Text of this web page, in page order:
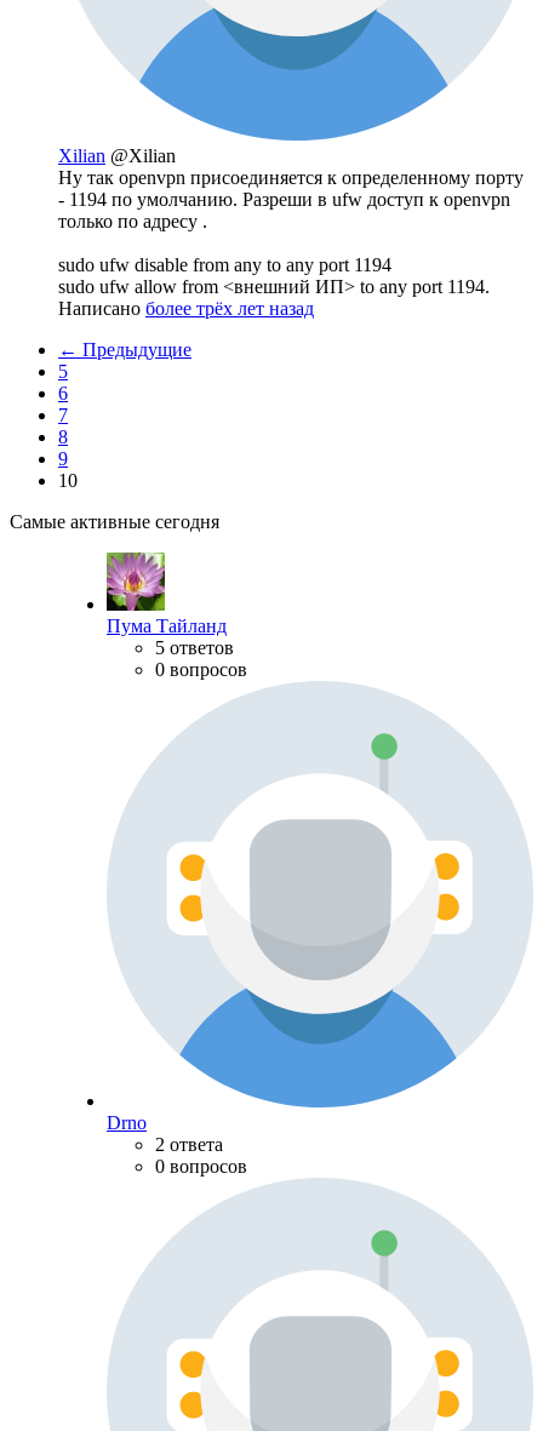
Xilian @Xilian
Ну так openvpn присоединяется к определенному порту
- 1194 по умолчанию. Разреши в ufw доступ к openvpn
только по адресу .
sudo ufw disable from any to any port 1194
sudo ufw allow from <внешний ИП> to any port 1194.
Написано более трёх лет назад
← Предыдущие
5
6
7
8
9
10
Самые активные сегодня
Пума Тайланд
5 ответов
0 вопросов
Drno
2 ответа
0 вопросов